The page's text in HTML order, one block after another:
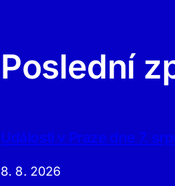
Poslední
Události v Praze dne 7.
8. 8. 2026